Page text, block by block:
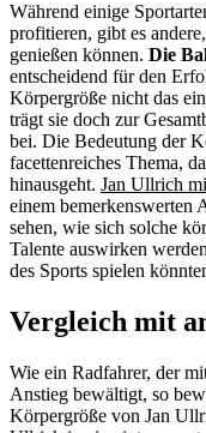
Während einige
profitieren, gibt es
genießen können. Die
entscheidend für den
Körpergröße nicht das
trägt sie doch zur
bei. Die Bedeutung der
facettenreiches Thema,
hinausgeht. Jan Ullrich
einem bemerkenswerten
sehen, wie sich solche
Talente auswirken
des Sports spielen
Vergleich mit
Wie ein Radfahrer, der
Anstieg bewältigt, so
Körpergröße von Jan